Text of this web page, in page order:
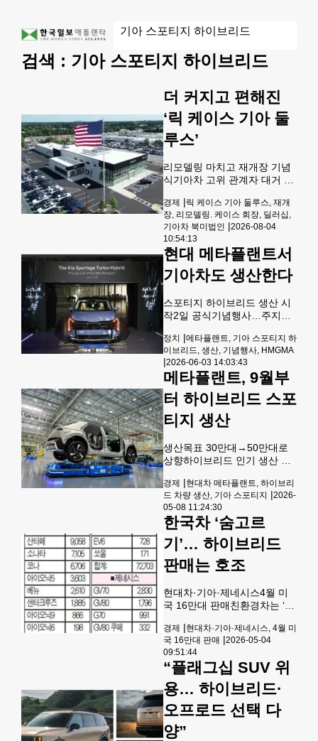
검색 : 기아 스포티지 하이브리드
더 커지고 편해진
‘릭 케이스 기아 둘
루스’
리모델링 마치고 재개장 기념
식기아차 고위 관계자 대거 참
이스 오토모티브 그룹이 11개
월 만에 기아 둘루스 매장 확장
공사를 마치고 재개장했다.지
난달 16일에 열린 재개장 기념
행사에는 리타 케이스 회장 겸
최고경영자를 비롯해 기아 아
메리카 윤승규 북미권역 본부
장, 퍼시 본 남부지역 총괄운영
전무 등 기아의 주요 관계자들
이 대거 참석했다.케이스 회장
은 “우리는 1986년부터 애틀
랜타 지역사회에 함께 해왔으
며 기아 가족이라는 점을 자랑
스럽게 생각한다”면서 “새 기
아 차량
경제 |릭 케이스 기아 둘루스, 재개
장, 리모델링. 케이스 회장, 딜러십,
기아차 북미법인 |2026-08-04
10:54:13
현대 메타플랜트서
기아차도 생산한다
스포티지 하이브리드 생산 시
작2일 공식기념행사…주지사
대차그룹 메타플랜트 아메리
카(HMGMA)가 기아차 스포티
지 하이브리드 공식 생산에 들
어갔다.2일 메타플랜타에서는
기아 스포츠유틸리티차(SUV)
스포티지 하이브리드의 생산
개시를 기념하는 행사가 열렸
다.스포티지 하이브리드는 메
타플랜트에서 생산되는 첫 번
째 기아 모델이자 첫 하이브리
드 모델이다. 그룹 전체로는 현
대차 아이오닉5, 아이오닉9에
이어 세 번째 양산 차종이다.그
동안 하이브리드 스포티지는
한국에서만 생산돼 왔다.이날
기념행사에는 브라
정치 |메타플랜트, 기아 스포티지 하
이브리드, 생산, 기념행사, HMGMA
|2026-06-03 14:03:43
메타플랜트, 9월부
터 하이브리드 스포
티지 생산
생산목표 30만대→50만대로
상향하이브리드 인기 생산 능
절반 채워 현대자동차그룹이
조지아주 서배너 인근 전기차
전용 공장(HMGMA)에서 기아
의 인기 모델인 '스포티지 하이
브리드' 생산을 공식화하며, 고
용 확대와 생산 유연성 확보라
는 두 마리 토끼 잡기에 나섰
다. 현대차는 오는 9월 야간 근
무 교대조(2교대) 투입을 앞두
고, 향후 몇 주 내에 기아 스포
티지 하이브리드 생산 계획을
정식 발표할 예정이다. 공장 관
계자에 따르면 현재 2교대 인
력 채용은 66% 완료되었으며,
현대차는 7월까지 필요
경제 |현대차 메타플랜트, 하이브리
드 차량 생산, 기아 스포티지 |2026-
05-08 11:24:30
한국차 ‘숨고르
기’… 하이브리드
판매는 호조
현대차·기아·제네시스4월 미
국 16만대 판매친환경차는 ‘역
석 현대차와 제네시스, 기아
의 지난 4월 판매가 전년 동기
와 비교하면 다소 부진했지만
하이브리드를 비롯한 친환경
차를 호조를 보였다. 이 같은
판매량 감소는 지난해 미국의
자동차 관세 부과 직전 선행구
매에 따른 판매량 급증의 기저
효과 때문으로 풀이된다. 1일
경제 |현대차·기아·제네시스, 4월 미
국 16만대 판매 |2026-05-04
09:51:44
“플래그십 SUV 위
용… 하이브리드·
오프로드 선택 다
양”